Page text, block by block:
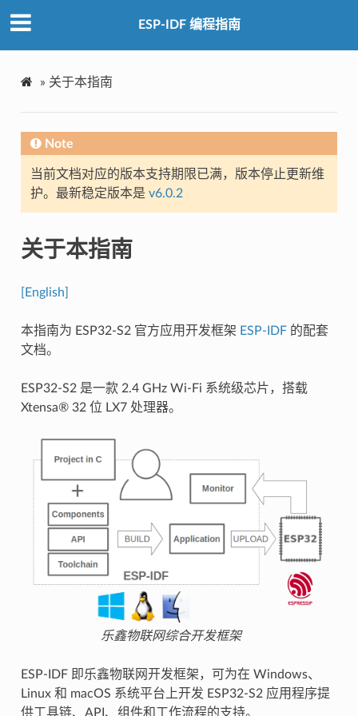
ESP-IDF 编程指南
» 关于本指南
Note
当前文档对应的版本支持期限已满，版本停止更新维
护。最新稳定版本是 v6.0.2
关于本指南
[English]
本指南为 ESP32-S2 官方应用开发框架 ESP-IDF的配套
文档。
ESP32-S2 是一款 2.4 GHz Wi-Fi 系统级芯片，搭载
Xtensa® 32 位 LX7 处理器。
乐鑫物联网综合开发框架
ESP-IDF 即乐鑫物联网开发框架，可为在 Windows、
Linux 和 macOS 系统平台上开发 ESP32-S2 应用程序提
供工具链、API、组件和工作流程的支持。